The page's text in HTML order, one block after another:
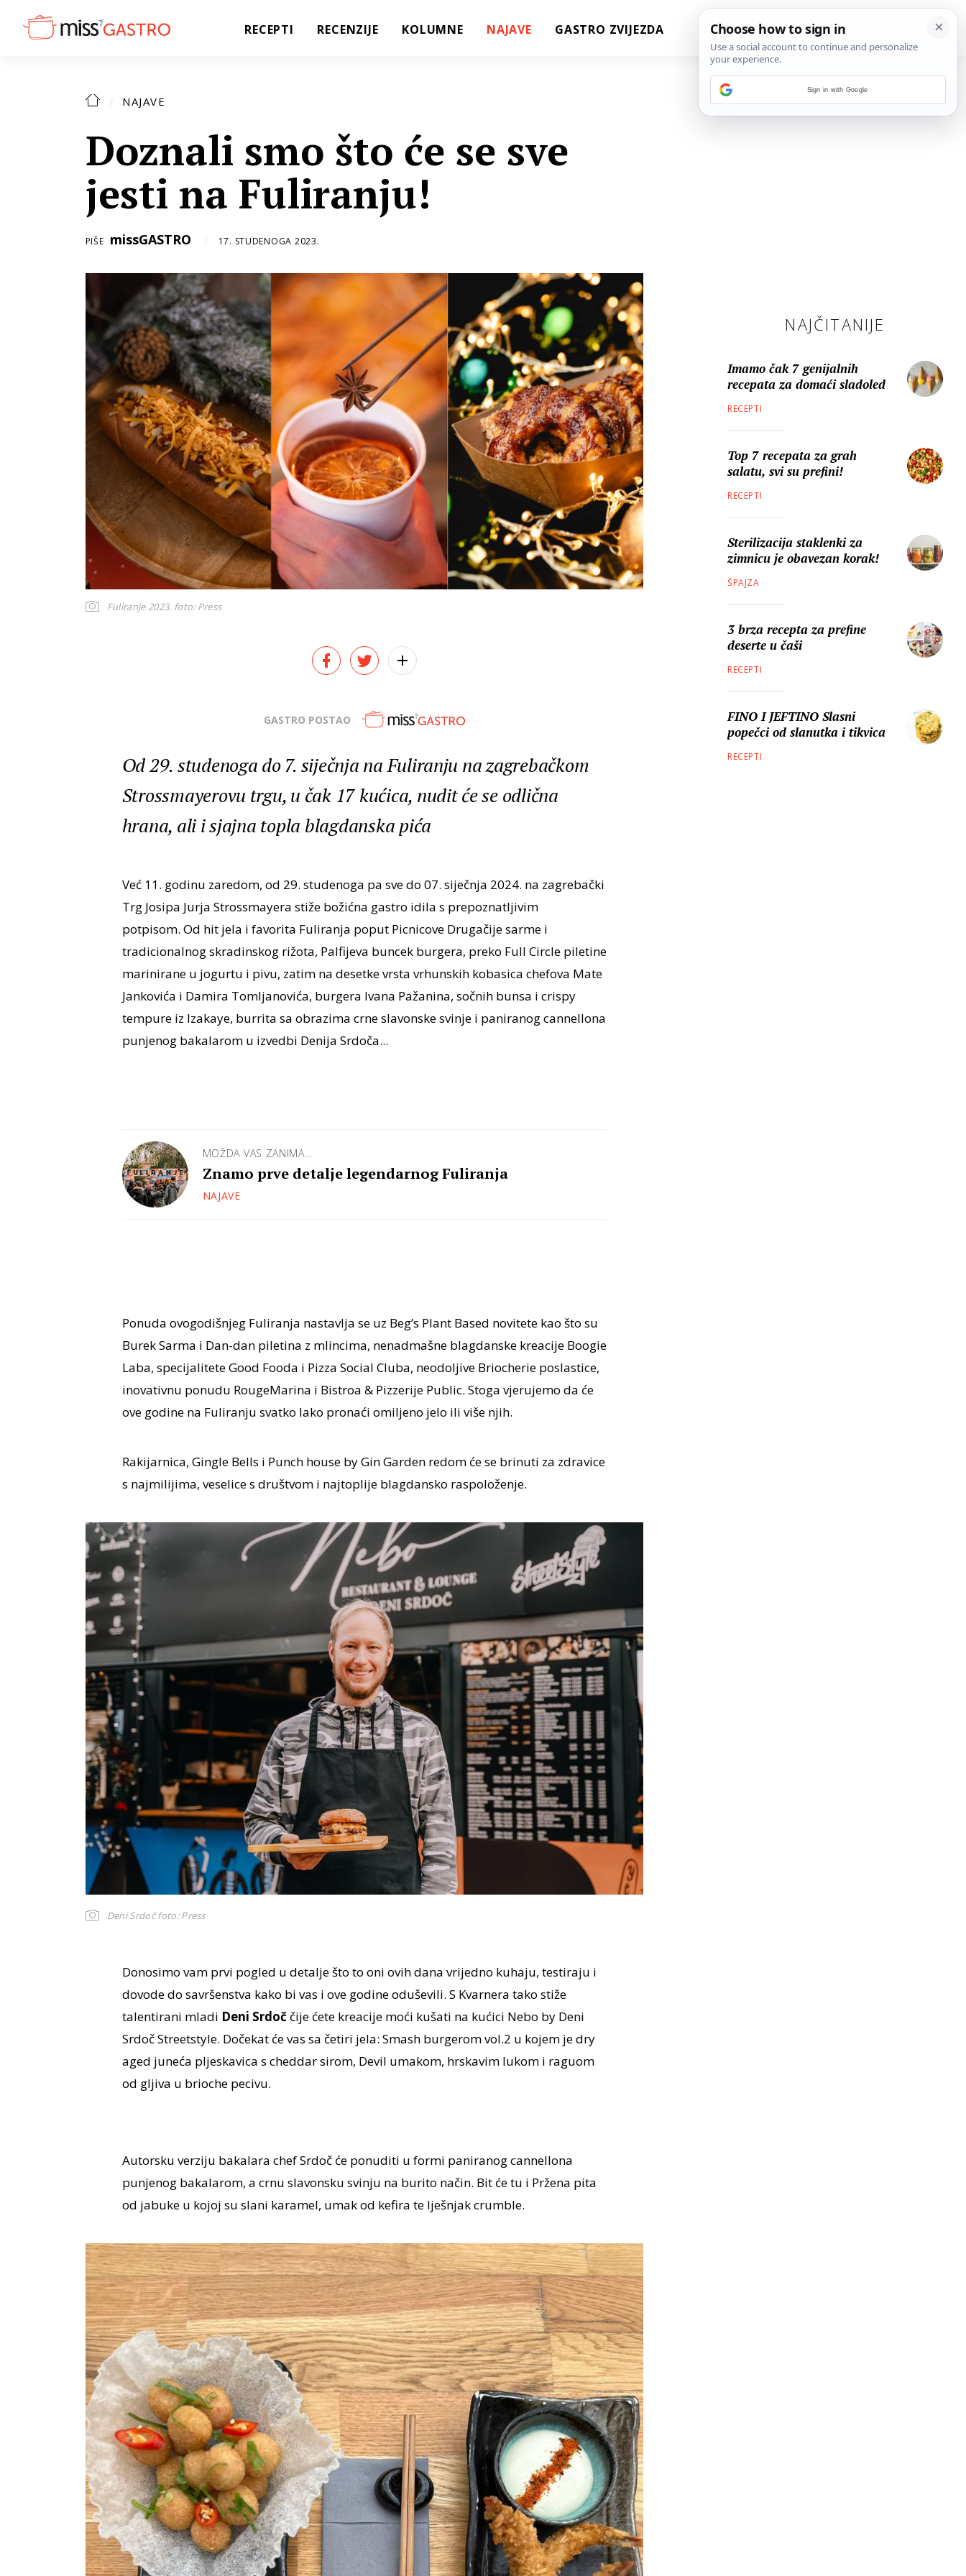
RECEPTI RECENZIJE KOLUMNE NAJAVE GASTRO ZVIJEZDA
NAJAVE
Doznali smo što će se sve
jesti na Fuliranju!
PIŠE missGASTRO 17. STUDENOGA 2023.
Fuliranje 2023. foto: Press
GASTRO POSTAO
Od 29. studenoga do 7. siječnja na Fuliranju na zagrebačkom
Strossmayerovu trgu, u čak 17 kućica, nudit će se odlična
hrana, ali i sjajna topla blagdanska pića
Već 11. godinu zaredom, od 29. studenoga pa sve do 07. siječnja 2024. na zagrebački
Trg Josipa Jurja Strossmayera stiže božićna gastro idila s prepoznatljivim
potpisom. Od hit jela i favorita Fuliranja poput Picnicove Drugačije sarme i
tradicionalnog skradinskog rižota, Palfijeva buncek burgera, preko Full Circle piletine
marinirane u jogurtu i pivu, zatim na desetke vrsta vrhunskih kobasica chefova Mate
Jankovića i Damira Tomljanovića, burgera Ivana Pažanina, sočnih bunsa i crispy
tempure iz Izakaye, burrita sa obrazima crne slavonske svinje i paniranog cannellona
punjenog bakalarom u izvedbi Denija Srdoča...
MOŽDA VAS ZANIMA...
Znamo prve detalje legendarnog Fuliranja
NAJAVE
Ponuda ovogodišnjeg Fuliranja nastavlja se uz Beg’s Plant Based novitete kao što su
Burek Sarma i Dan-dan piletina z mlincima, nenadmašne blagdanske kreacije Boogie
Laba, specijalitete Good Fooda i Pizza Social Cluba, neodoljive Briocherie poslastice,
inovativnu ponudu RougeMarina i Bistroa & Pizzerije Public. Stoga vjerujemo da će
ove godine na Fuliranju svatko lako pronaći omiljeno jelo ili više njih.
Rakijarnica, Gingle Bells i Punch house by Gin Garden redom će se brinuti za zdravice
s najmilijima, veselice s društvom i najtoplije blagdansko raspoloženje.
Deni Srdočfoto: Press
Donosimo vam prvi pogled u detalje što to oni ovih dana vrijedno kuhaju, testiraju i
dovode do savršenstva kako bi vas i ove godine oduševili. S Kvarnera tako stiže
talentirani mladi Deni Srdoč čije ćete kreacije moći kušati na kućici Nebo by Deni
Srdoč Streetstyle. Dočekat će vas sa četiri jela: Smash burgerom vol.2 u kojem je dry
aged juneća pljeskavica s cheddar sirom, Devil umakom, hrskavim lukom i raguom
od gljiva u brioche pecivu.
Autorsku verziju bakalara chef Srdoč će ponuditi u formi paniranog cannellona
punjenog bakalarom, a crnu slavonsku svinju na burito način. Bit će tu i Pržena pita
od jabuke u kojoj su slani karamel, umak od kefira te lješnjak crumble.
NAJČITANIJE
Imamo čak 7 genijalnih
recepata za domaći sladoled
RECEPTI
Top 7 recepata za grah
salatu, svi su prefini!
RECEPTI
Sterilizacija staklenki za
zimnicu je obavezan korak!
ŠPAJZA
3 brza recepta za prefine
deserte u čaši
RECEPTI
FINO I JEFTINO Slasni
popečci od slanutka i tikvica
RECEPTI
Sign in with Google